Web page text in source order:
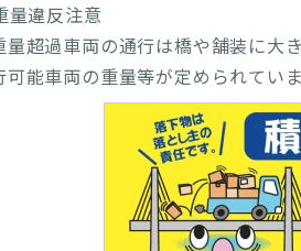
違反注意
量超過車両の通行は橋や舗装に大
可能車両の重量等が定められてい